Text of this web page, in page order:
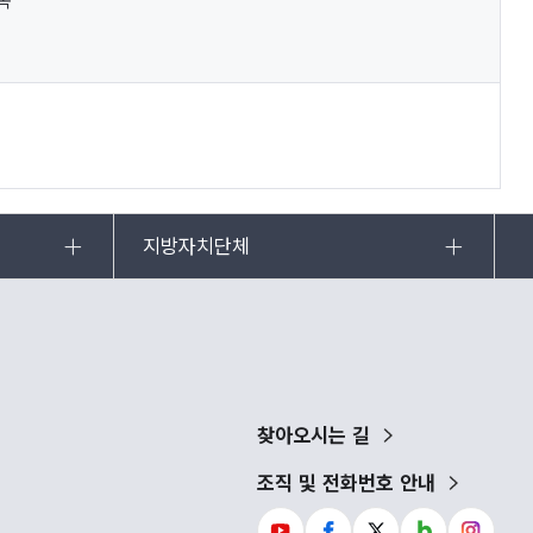
지방자치단체
찾아오시는 길
조직 및 전화번호 안내